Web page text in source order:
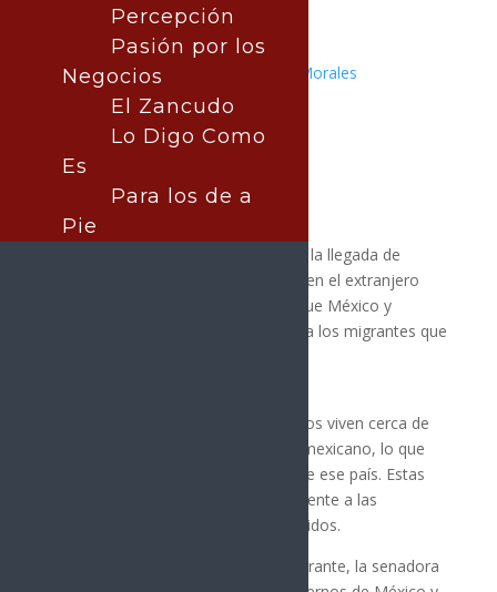
Publicado por:Juan Antonio Pérez Morales
POLÍTICA
18 diciembre, 2025
La senadora Lorenia Valles destacó la llegada de
millones de mexicanos que residen en el extranjero
para las fiestas navideñas. Afirmó que México y
Sonora siempre serán un hogar para los migrantes que
Valles subrayó que en Estados Unidos viven cerca de
40 millones de personas de origen mexicano, lo que
representa el 12% de la población de ese país. Estas
personas contribuyen significativamente a las
economías de México y Estados Unidos.
Durante el Día Internacional del Migrante, la senadora
Percepción
Pasión por los
Negocios
El Zancudo
Lo Digo Como
Es
Para los de a
Pie